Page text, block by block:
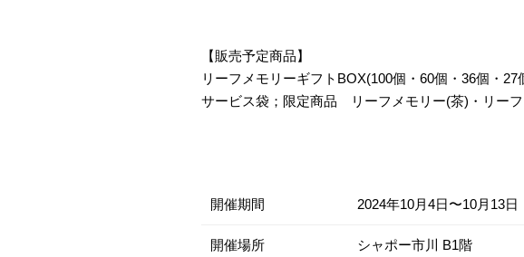
【販売予定商品】
リーフメモリーギフトBOX(100個・60個・36個・27
サービス袋；限定商品 リーフメモリー(茶)・リーフ
開催期間 2024年10月4日〜10月13日
開催場所 シャポー市川 B1階